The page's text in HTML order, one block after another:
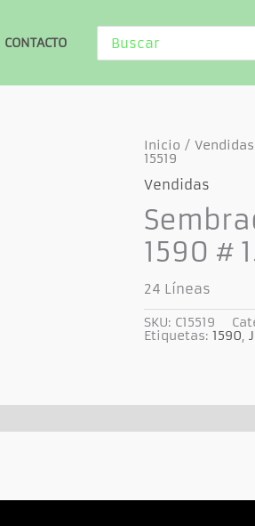
CONTACTO
por:
Inicio /Vendidas
15519
Vendidas
1590 #
24 Líneas
SKU: C15519
Etiquetas:1590,